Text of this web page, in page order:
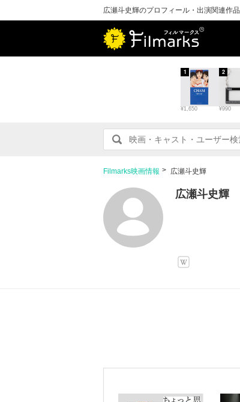
広瀬斗史輝のプロフィール・出演関連作品
¥1,650
1
¥990
2
Filmarks映画情報 広瀬斗史輝
広瀬斗史輝